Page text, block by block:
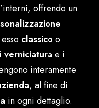
offrendo un
classico o
verniciatura e i
interamente
, al fine di
in ogni dettaglio.